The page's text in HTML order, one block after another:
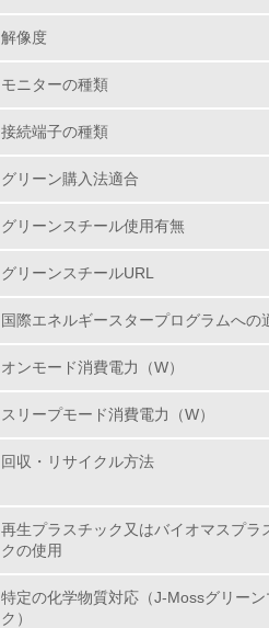
5. 環境取り組み体制と
6. 従業員が環境方針
7.
環境活動に関する規
No.
解像度
モニターの種類
接続端子の種類
グリーン購入法適合
グリーンスチール使用有無
グリーンスチールURL
国際エネルギースタープログラムへの
オンモード消費電力（W）
スリープモード消費電力（W）
回収・リサイクル方法
再生プラスチック又はバイオマスプラ
クの使用
特定の化学物質対応（J-Mossグリーン
ク）